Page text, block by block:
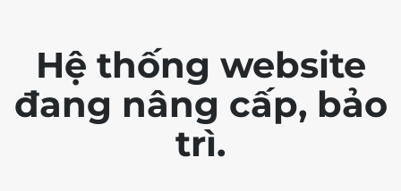
Hệ thống website
đang nâng cấp, bảo
trì.